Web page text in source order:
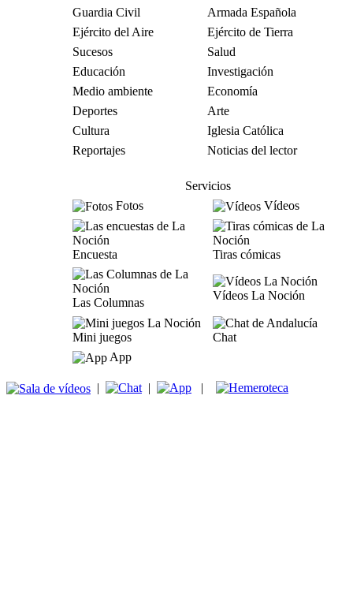
Guardia Civil
Armada Española
Ejército del Aire
Ejército de Tierra
Sucesos
Salud
Educación
Investigación
Medio ambiente
Economía
Deportes
Arte
Cultura
Iglesia Católica
Reportajes
Noticias del lector
Servicios
Fotos
Vídeos
Encuesta Tiras cómicas
Las Columnas
Vídeos La Noción
Mini juegos
Chat
App
| | |